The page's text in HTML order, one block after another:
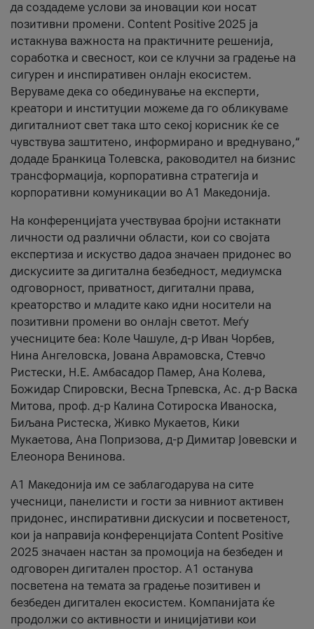
да создадеме услови за иновации кои носат
позитивни промени. Content Positive 2025 ја
истакнува важноста на практичните решенија,
соработка и свесност, кои се клучни за градење на
сигурен и инспиративен онлајн екосистем.
Веруваме дека со обединување на експерти,
креатори и институции можеме да го обликуваме
дигиталниот свет така што секој корисник ќе се
чувствува заштитено, информирано и вреднувано,“
додаде Бранкица Толевска, раководител на бизнис
трансформација, корпоративна стратегија и
корпоративни комуникации во А1 Македонија.
На конференцијата учествуваа бројни истакнати
личности од различни области, кои со својата
експертиза и искуство дадоа значаен придонес во
дискусиите за дигитална безбедност, медиумска
одговорност, приватност, дигитални права,
креаторство и младите како идни носители на
позитивни промени во онлајн светот. Меѓу
учесниците беа: Коле Чашуле, д-р Иван Чорбев,
Нина Ангеловска, Јована Аврамовска, Стевчо
Ристески, Н.Е. Амбасадор Памер, Ана Колева,
Божидар Спировски, Весна Трпевска, Ас. д-р Васка
Митова, проф. д-р Калина Сотироска Иваноска,
Биљана Ристеска, Живко Мукаетов, Кики
Мукаетова, Ана Попризова, д-р Димитар Јовевски и
Елеонора Венинова.
А1 Македонија им се заблагодарува на сите
учесници, панелисти и гости за нивниот активен
придонес, инспиративни дискусии и посветеност,
кои ја направија конференцијата Content Positive
2025 значаен настан за промоција на безбеден и
одговорен дигитален простор. А1 останува
посветена на темата за градење позитивен и
безбеден дигитален екосистем. Компанијата ќе
продолжи со активности и иницијативи кои